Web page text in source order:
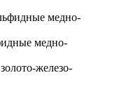
медно-
медно-
золото-железо-